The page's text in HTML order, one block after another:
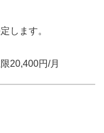
します。
20,400円/月